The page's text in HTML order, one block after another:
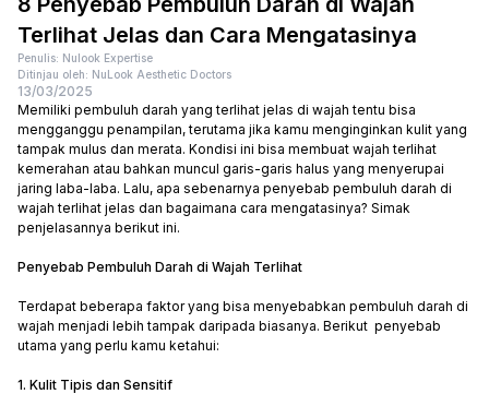
Terlihat Jelas dan Cara Mengatasinya
Penulis: Nulook Expertise
Ditinjau oleh: NuLook Aesthetic Doctors
13/03/2025
Memiliki pembuluh darah yang terlihat jelas di wajah tentu bisa
mengganggu penampilan, terutama jika kamu menginginkan kulit yang
tampak mulus dan merata. Kondisi ini bisa membuat wajah terlihat
kemerahan atau bahkan muncul garis-garis halus yang menyerupai
jaring laba-laba. Lalu, apa sebenarnya penyebab pembuluh darah di
wajah terlihat jelas dan bagaimana cara mengatasinya? Simak
penjelasannya berikut ini.
Penyebab Pembuluh Darah di Wajah Terlihat
Terdapat beberapa faktor yang bisa menyebabkan pembuluh darah di
wajah menjadi lebih tampak daripada biasanya. Berikut penyebab
utama yang perlu kamu ketahui:
1. Kulit Tipis dan Sensitif